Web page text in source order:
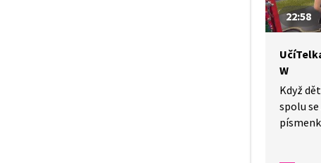
22:58
W
Když
spolu